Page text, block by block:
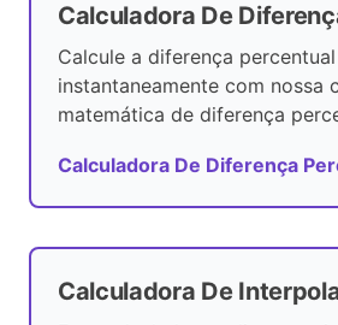
Calculadora De
Calcule a diferença percentual
instantaneamente com nossa
matemática de diferença
Calculadora De Diferença
Calculadora De